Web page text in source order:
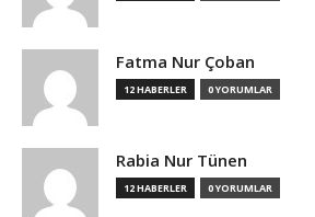
Fatma Nur Çoban
12 HABERLER 0 YORUMLAR
Rabia Nur Tünen
12 HABERLER 0 YORUMLAR